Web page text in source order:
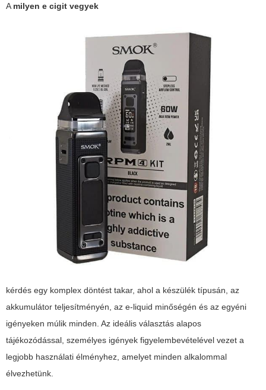
A milyen e cigit vegyek
kérdés egy komplex döntést takar, ahol a készülék típusán, az
akkumulátor teljesítményén, az e-liquid minőségén és az egyéni
igényeken múlik minden. Az ideális választás alapos
tájékozódással, személyes igények figyelembevételével vezet a
legjobb használati élményhez, amelyet minden alkalommal
élvezhetünk.